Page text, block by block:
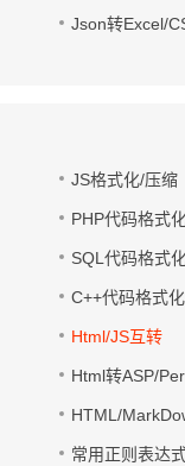
Json转Excel/
JS格式化/压缩
PHP代码格式
SQL代码格式
C++代码格式
Html/JS互转
Html转ASP/
HTML/
常用正则表达